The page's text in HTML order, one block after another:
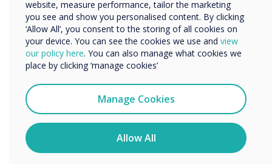
website, measure performance, tailor the marketing
you see and show you personalised content. By clicking
‘Allow All’, you consent to the storing of all cookies on
your device. You can see the cookies we use and view
our policy here. You can also manage what cookies we
place by clicking ‘manage cookies’
Manage Cookies
Allow All
Bedrijfsnaam
We willen graag contact met u opnemen over onze
producten en diensten (via e-mail, telefoon of post).
Ik ga ermee akkoord om berichten te ontvangen
van Clevertouch.
U kunt op elk moment afmelden voor berichten. Bekijk
ons privacybeleid voor meer informatie over hoe je af te
melden, onze privacypraktijken en hoe we ons inzetten
om uw privacy te beschermen en respecteren.